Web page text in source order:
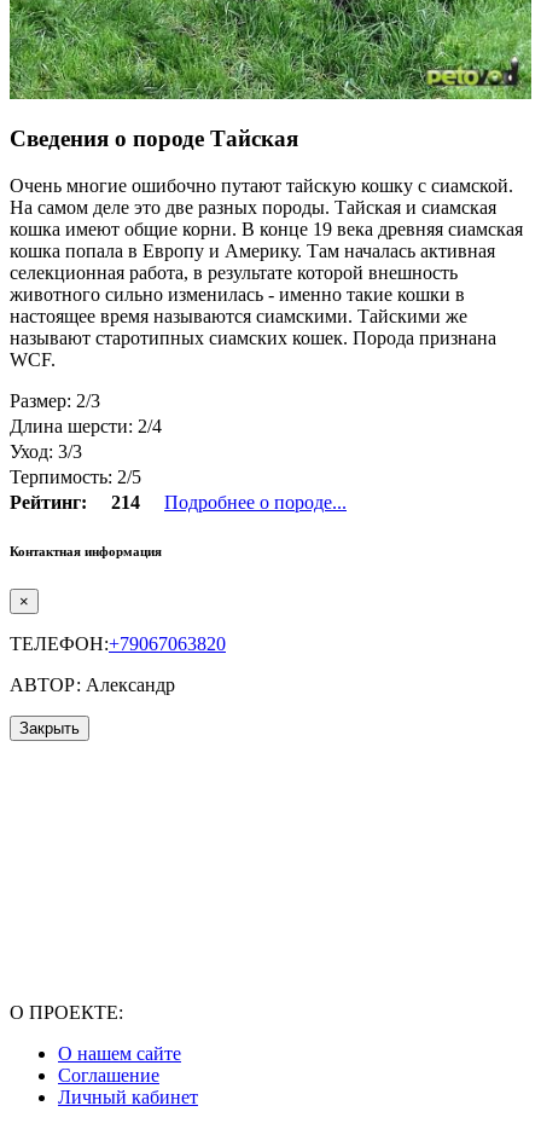
Сведения о породе Тайская
Очень многие ошибочно путают тайскую кошку с сиамской.
На самом деле это две разных породы. Тайская и сиамская
кошка имеют общие корни. В конце 19 века древняя сиамская
кошка попала в Европу и Америку. Там началась активная
селекционная работа, в результате которой внешность
животного сильно изменилась - именно такие кошки в
настоящее время называются сиамскими. Тайскими же
называют старотипных сиамских кошек. Порода признана
WCF.
Размер: 2/3
Длина шерсти: 2/4
Уход: 3/3
Терпимость: 2/5
Рейтинг:
214 Подробнее о породе...
Контактная информация
×
ТЕЛЕФОН:+79067063820
АВТОР: Александр
Закрыть
О ПРОЕКТЕ:
О нашем сайте
Соглашение
Личный кабинет